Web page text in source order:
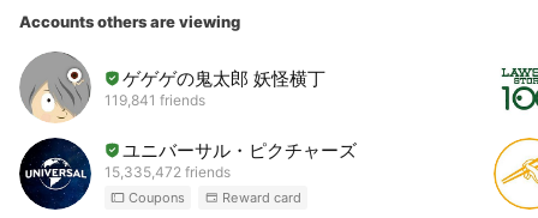
✨頑張りが収入に直結！魅力的な報酬例✨
120分施術1件あたり：平均6,400円以上支給（業界高水準）
月収例①：週4日勤務→月収25万円以上も可能
月収例②：週5日＋指名多数→月収30万円以上も実績あり！
「ただ癒す」だけでなく、
【本来の自分を取り戻すきっかけ】を届けるセラピストへ。
Accounts others are viewing
ゲゲゲの鬼太郎 妖怪横丁
119,841 friends
ユニバーサル・ピクチャーズ
15,335,472 friends
Coupons Reward card